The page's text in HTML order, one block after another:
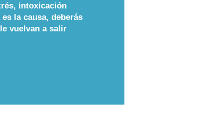
intoxicación
la causa, deberás
vuelvan a salir